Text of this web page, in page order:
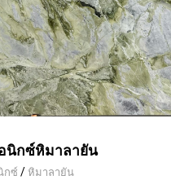
นิกซ์หิมาลายัน
กซ์ / หิมาลายัน